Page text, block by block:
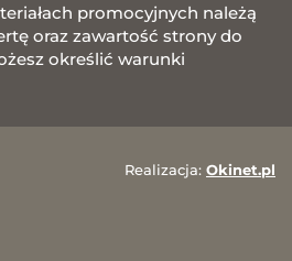
promocyjnych należą
oraz zawartość strony do
określić warunki
Realizacja: Okinet.pl